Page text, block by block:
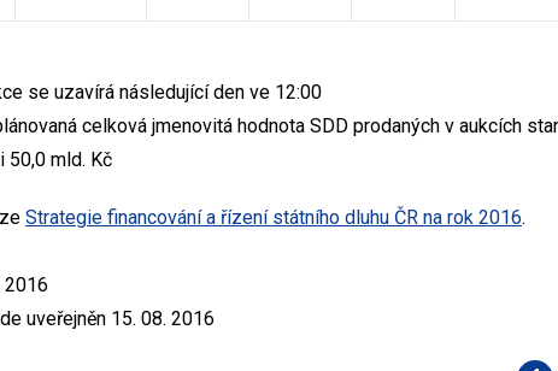
se uzavírá následující den ve 12:00
celková jmenovitá hodnota SDD prodaných v aukcích
50,0 mld. Kč
Strategie financování a řízení státního dluhu ČR na rok 2016.
2016
uveřejněn 15. 08. 2016